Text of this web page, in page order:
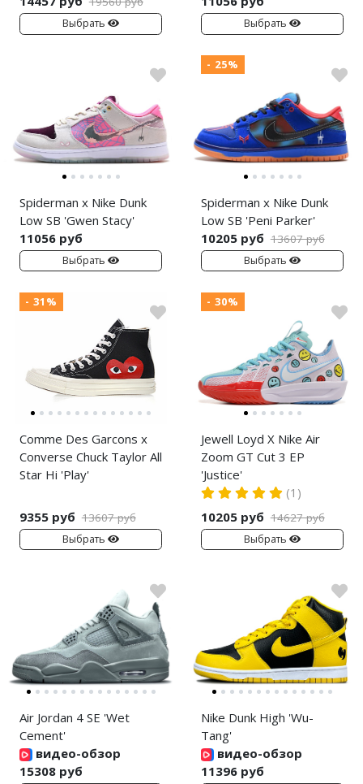
Выбрать Выбрать
Spiderman x Nike Dunk
Low SB 'Gwen Stacy'
11056 руб
Выбрать
- 25%
Spiderman x Nike Dunk
Low SB 'Peni Parker'
10205 руб 13607 руб
Выбрать
- 31%
Comme Des Garcons x
Converse Chuck Taylor All
Star Hi 'Play'
9355 руб 13607 руб
Выбрать
- 30%
Jewell Loyd X Nike Air
Zoom GT Cut 3 EP
'Justice'
(1)
10205 руб 14627 руб
Выбрать
Air Jordan 4 SE 'Wet
Cement'
видео-обзор
15308 руб
Nike Dunk High 'Wu-
Tang'
видео-обзор
11396 руб